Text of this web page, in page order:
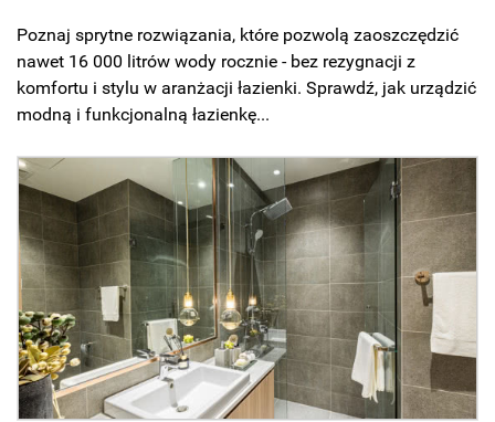
Poznaj sprytne rozwiązania, które pozwolą zaoszczędzić
nawet 16 000 litrów wody rocznie - bez rezygnacji z
komfortu i stylu w aranżacji łazienki. Sprawdź, jak urządzić
modną i funkcjonalną łazienkę...